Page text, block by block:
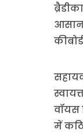
आसान
वॉयस
में